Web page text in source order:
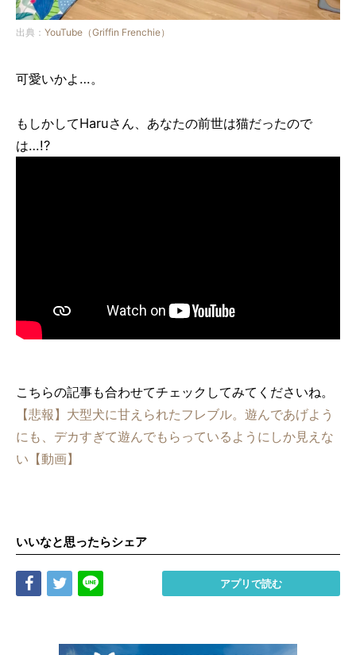
出典： YouTube（Griffin Frenchie）
可愛いかよ…。
もしかしてHaruさん、あなたの前世は猫だったので
は…!?
こちらの記事も合わせてチェックしてみてくださいね。
【悲報】大型犬に甘えられたフレブル。遊んであげよう
にも、デカすぎて遊んでもらっているようにしか見えな
い【動画】
いいなと思ったらシェア
Share Tweet アプリで読む